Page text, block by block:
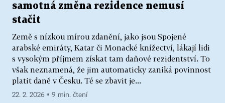
samotná změna rezidence nemusí
stačit
Země s nízkou mírou zdanění, jako jsou Spojené
arabské emiráty, Katar či Monacké knížectví, lákají lidi
s vysokým příjmem získat tam daňové rezidentství. To
však neznamená, že jim automaticky zaniká povinnost
platit daně v Česku. Té se zbavit je...
22. 2. 2026 ▪ 9 min. čtení